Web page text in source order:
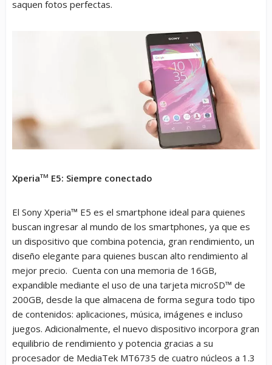
saquen fotos perfectas.
XperiaTM E5: Siempre conectado
El Sony Xperia™ E5 es el smartphone ideal para quienes
buscan ingresar al mundo de los smartphones, ya que es
un dispositivo que combina potencia, gran rendimiento, un
diseño elegante para quienes buscan alto rendimiento al
mejor precio. Cuenta con una memoria de 16GB,
expandible mediante el uso de una tarjeta microSD™ de
200GB, desde la que almacena de forma segura todo tipo
de contenidos: aplicaciones, música, imágenes e incluso
juegos. Adicionalmente, el nuevo dispositivo incorpora gran
equilibrio de rendimiento y potencia gracias a su
procesador de MediaTek MT6735 de cuatro núcleos a 1.3